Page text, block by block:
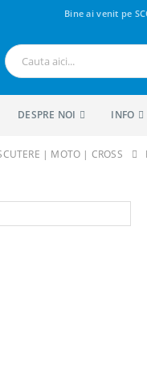
Bine ai venit pe
DESPRE NOI INFO
| MOTO | CROSS